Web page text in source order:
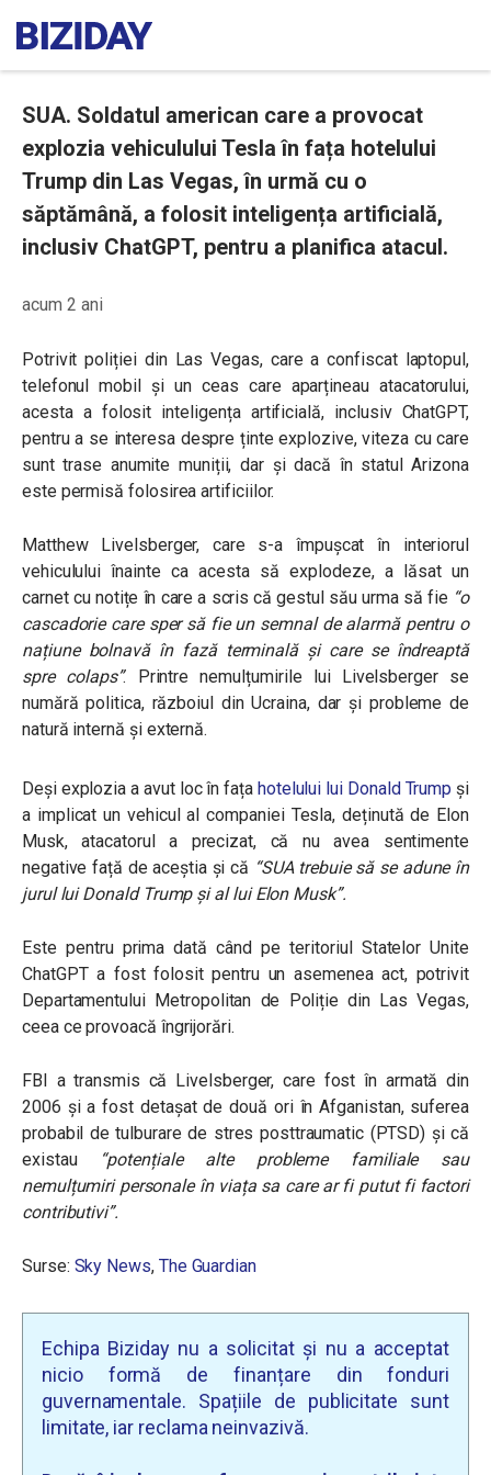
SUA. Soldatul american care a provocat
explozia vehiculului Tesla în fața hotelului
Trump din Las Vegas, în urmă cu o
săptămână, a folosit inteligența artificială,
inclusiv ChatGPT, pentru a planifica atacul.
acum 2 ani
Potrivit poliției din Las Vegas, care a confiscat laptopul,
telefonul mobil și un ceas care aparțineau atacatorului,
acesta a folosit inteligența artificială, inclusiv ChatGPT,
pentru a se interesa despre ținte explozive, viteza cu care
sunt trase anumite muniții, dar și dacă în statul Arizona
este permisă folosirea artificiilor.
Matthew Livelsberger, care s-a împușcat în interiorul
vehiculului înainte ca acesta să explodeze, a lăsat un
carnet cu notițe în care a scris că gestul său urma să fie “o
cascadorie care sper să fie un semnal de alarmă pentru o
națiune bolnavă în fază terminală și care se îndreaptă
spre colaps”. Printre nemulțumirile lui Livelsberger se
numără politica, războiul din Ucraina, dar și probleme de
natură internă și externă.
Deși explozia a avut loc în fațahotelului lui Donald Trump și
a implicat un vehicul al companiei Tesla, deținută de Elon
Musk, atacatorul a precizat, că nu avea sentimente
negative față de aceștia și că “SUA trebuie să se adune în
jurul lui Donald Trump și al lui Elon Musk”.
Este pentru prima dată când pe teritoriul Statelor Unite
ChatGPT a fost folosit pentru un asemenea act, potrivit
Departamentului Metropolitan de Poliție din Las Vegas,
ceea ce provoacă îngrijorări.
FBI a transmis că Livelsberger, care fost în armată din
2006 și a fost detașat de două ori în Afganistan, suferea
probabil de tulburare de stres posttraumatic (PTSD) și că
existau
“potențiale alte probleme familiale sau
nemulțumiri personale în viața sa care ar fi putut fi factori
contributivi”.
Surse: Sky News,The Guardian
Echipa Biziday nu a solicitat și nu a acceptat
nicio formă de finanțare din fonduri
guvernamentale. Spațiile de publicitate sunt
limitate, iar reclama neinvazivă.